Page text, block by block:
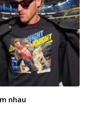
nhau